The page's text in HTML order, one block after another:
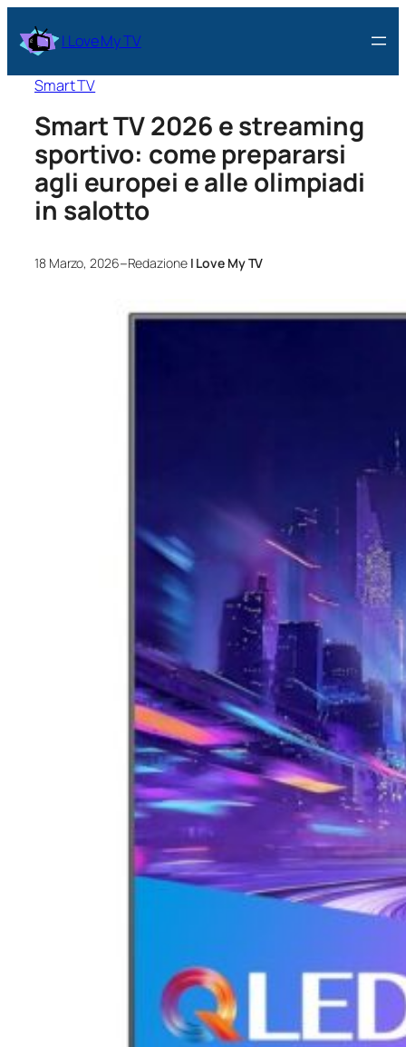
I Love My TV
Smart TV
Smart TV 2026 e streaming
sportivo: come prepararsi
agli europei e alle olimpiadi
in salotto
18 Marzo, 2026–Redazione I Love My TV